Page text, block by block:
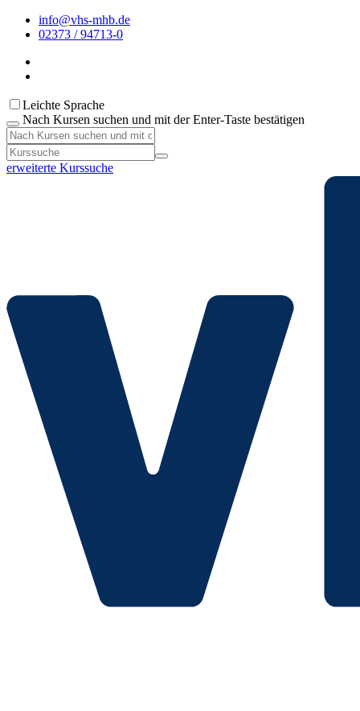
info@vhs-mhb.de
02373 / 94713-0
Leichte Sprache
Nach Kursen suchen und mit der Enter-Taste bestätigen
erweiterte Kurssuche